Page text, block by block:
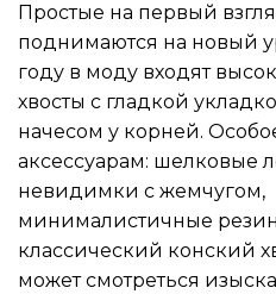
Простые на первый
поднимаются на новый
году в моду входят
хвосты с гладкой
начесом у корней.
аксессуарам: шелковые
невидимки с жемчугом,
минималистичные
классический конский
может смотреться